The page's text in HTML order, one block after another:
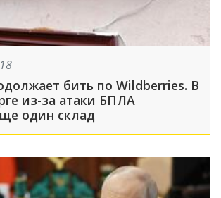
бить по Wildberries. В
из-за атаки БПЛА
один склад